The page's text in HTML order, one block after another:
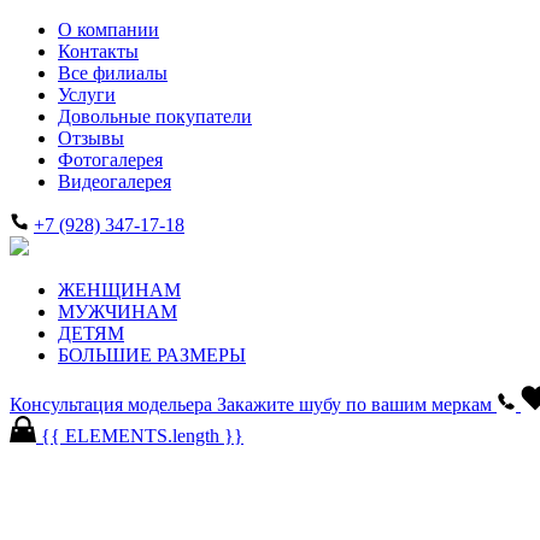
О компании
Контакты
Все филиалы
Услуги
Довольные покупатели
Отзывы
Фотогалерея
Видеогалерея
+7 (928) 347-17-18
ЖЕНЩИНАМ
МУЖЧИНАМ
ДЕТЯМ
БОЛЬШИЕ РАЗМЕРЫ
Консультация модельера Закажите шубу по вашим меркам
{{ ELEMENTS.length }}